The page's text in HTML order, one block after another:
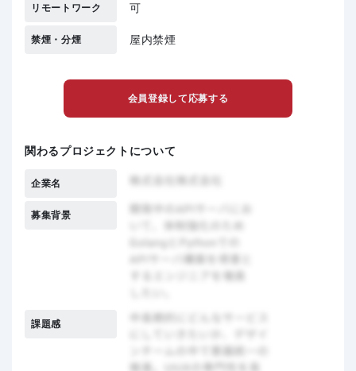
リモートワーク 可
禁煙・分煙 屋内禁煙
会員登録して応募する
関わるプロジェクトについて
企業名
募集背景
課題感